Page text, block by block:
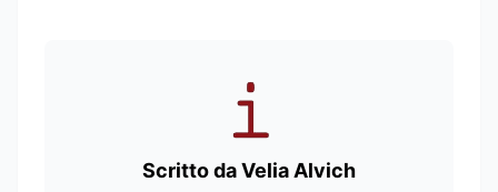
Scritto da Velia Alvich